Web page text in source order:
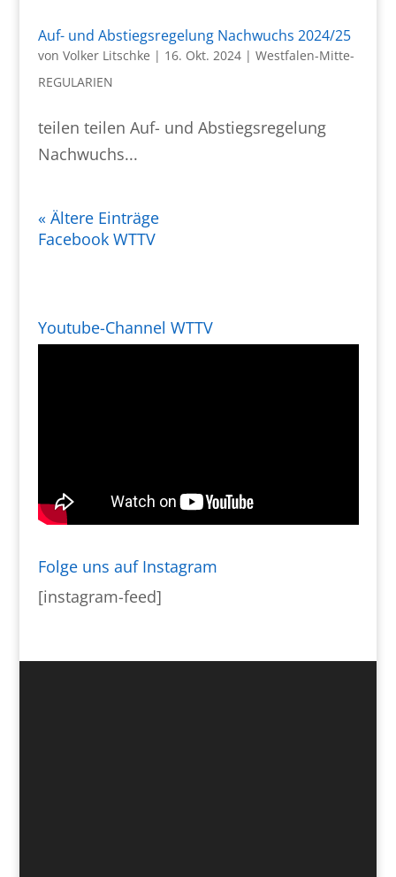
Auf- und Abstiegsregelung Nachwuchs 2024/25
von Volker Litschke | 16. Okt. 2024| Westfalen-Mitte-
REGULARIEN
teilen teilen Auf- und Abstiegsregelung
Nachwuchs...
« Ältere Einträge
Facebook WTTV
Youtube-Channel WTTV
Folge uns auf Instagram
[instagram-feed]